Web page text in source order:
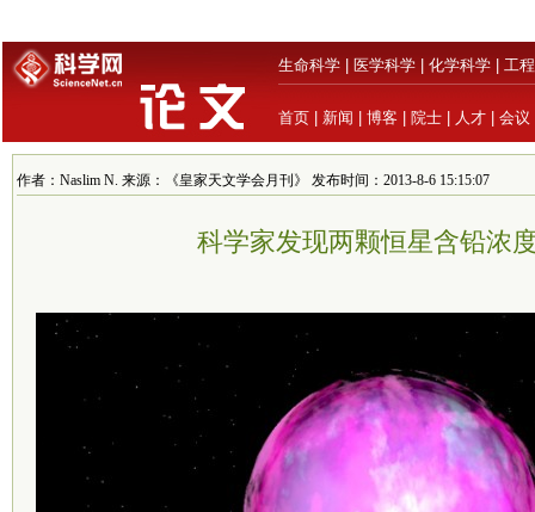
生命科学 医学科学 化学科学 工
首页 新闻 博客 院士 人才 会议
作者：Naslim N. 来源：《皇家天文学会月刊》 发布时间：2013-8-6 15:15:07
科学家发现两颗恒星含铅浓